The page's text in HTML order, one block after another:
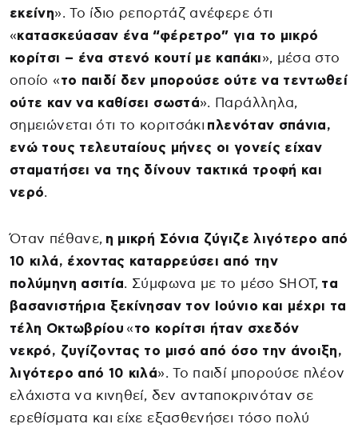
εκείνη». Το ίδιο ρεπορτάζ ανέφερε ότι
«κατασκεύασαν ένα “φέρετρο” για το μικρό
κορίτσι – ένα στενό κουτί με καπάκι», μέσα στο
οποίο «το παιδί δεν μπορούσε ούτε να τεντωθεί
ούτε καν να καθίσει σωστά». Παράλληλα,
σημειώνεται ότι το κοριτσάκι πλενόταν σπάνια,
ενώ τους τελευταίους μήνες οι γονείς είχαν
σταματήσει να της δίνουν τακτικά τροφή και
νερό.
Όταν πέθανε, η μικρή Σόνια ζύγιζε λιγότερο από
10 κιλά, έχοντας καταρρεύσει από την
πολύμηνη ασιτία. Σύμφωνα με το μέσο SHOT, τα
βασανιστήρια ξεκίνησαν τον Ιούνιο και μέχρι τα
τέλη Οκτωβρίου «το κορίτσι ήταν σχεδόν
νεκρό, ζυγίζοντας το μισό από όσο την άνοιξη,
λιγότερο από 10 κιλά». Το παιδί μπορούσε πλέον
ελάχιστα να κινηθεί, δεν ανταποκρινόταν σε
ερεθίσματα και είχε εξασθενήσει τόσο πολύ